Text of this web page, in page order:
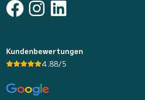
Kundenbewertungen
4.88/5